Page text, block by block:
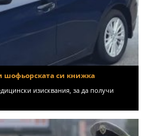
шофьорската си книжка
изисквания, за да получи